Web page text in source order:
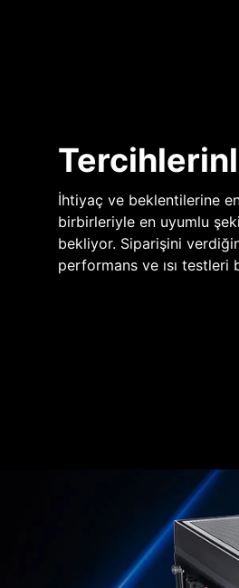
İhtiyaç ve beklentilerine
birbirleriyle en uyumlu
bekliyor. Siparişini
performans ve ısı testleri